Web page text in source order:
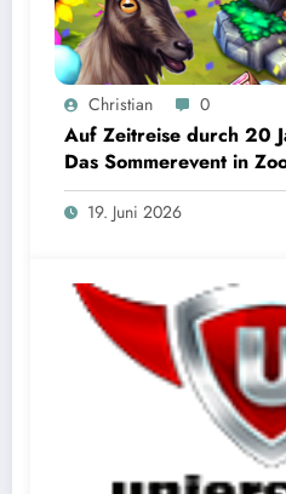
Christian 0
Auf Zeitreise durch 20
Das Sommerevent in
19. Juni 2026